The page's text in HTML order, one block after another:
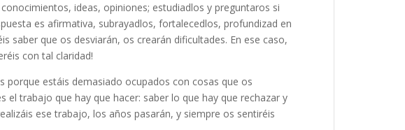
ideas, opiniones; estudiadlos y preguntaros si
es afirmativa, subrayadlos, fortalecedlos, profundizad en
saber que os desviarán, os crearán dificultades. En ese caso,
con tal claridad!
porque estáis demasiado ocupados con cosas que os
el trabajo que hay que hacer: saber lo que hay que rechazar y
ese trabajo, los años pasarán, y siempre os sentiréis